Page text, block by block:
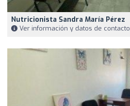
Nutricionista Sandra María Pérez
Ver información y datos de contacto